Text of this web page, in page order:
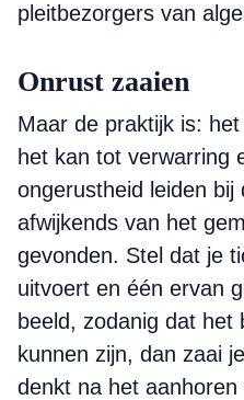
pleitbezorgers van
Onrust zaaien
Maar de praktijk is:
het kan tot verwarring
ongerustheid leiden
afwijkends van het
gevonden. Stel dat je
uitvoert en één ervan
beeld, zodanig dat het
kunnen zijn, dan zaai
denkt na het aanhoren